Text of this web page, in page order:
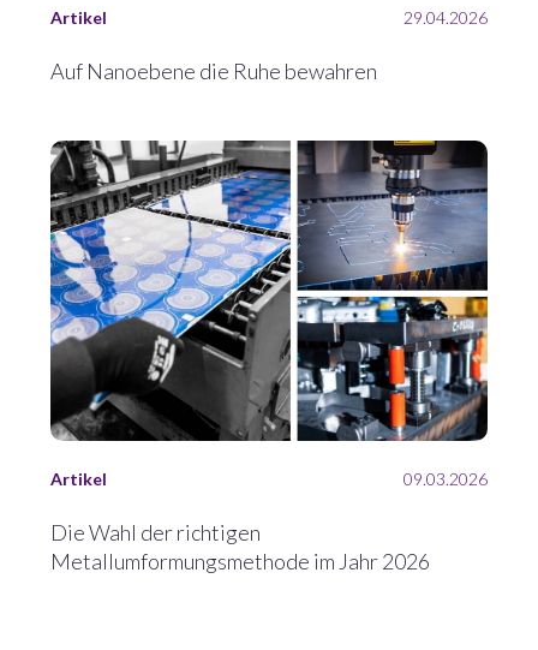
Artikel 29.04.2026
Auf Nanoebene die Ruhe bewahren
Artikel 09.03.2026
Die Wahl der richtigen
Metallumformungsmethode im Jahr 2026